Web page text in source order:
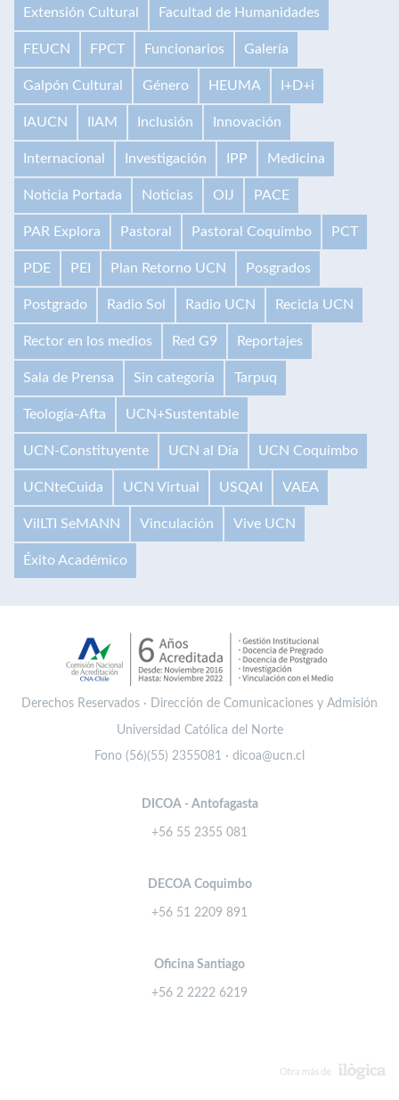
Extensión Cultural Facultad de Humanidades
FEUCN FPCT Funcionarios Galería
Galpón Cultural Género HEUMA I+D+i
IAUCN IIAM Inclusión Innovación
Internacional Investigación IPP Medicina
Noticia Portada Noticias OIJ PACE
PAR Explora Pastoral Pastoral Coquimbo PCT
PDE PEI Plan Retorno UCN Posgrados
Postgrado Radio Sol Radio UCN Recicla UCN
Rector en los medios Red G9 Reportajes
Sala de Prensa Sin categoría Tarpuq
Teología-Afta UCN+Sustentable
UCN-Constituyente UCN al Día UCN Coquimbo
UCNteCuida UCN Virtual USQAI VAEA
VilLTI SeMANN Vinculación Vive UCN
Éxito Académico
Derechos Reservados · Dirección de Comunicaciones y Admisión
Universidad Católica del Norte
Fono (56)(55) 2355081 · dicoa@ucn.cl
DICOA - Antofagasta
+56 55 2355 081
DECOA Coquimbo
+56 51 2209 891
Oficina Santiago
+56 2 2222 6219